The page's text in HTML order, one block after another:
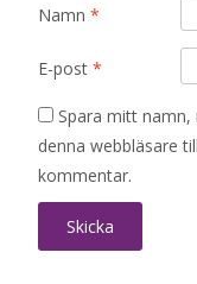
Namn *
E-post *
Spara mitt
denna webbläsare
kommentar.